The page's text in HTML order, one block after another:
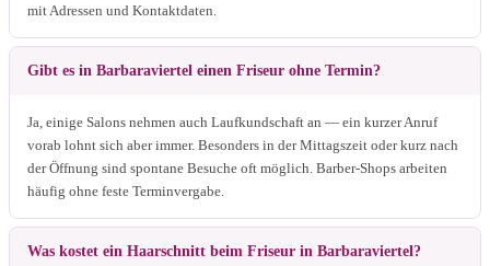
mit Adressen und Kontaktdaten.
Gibt es in Barbaraviertel einen Friseur ohne Termin?
Ja, einige Salons nehmen auch Laufkundschaft an — ein kurzer Anruf
vorab lohnt sich aber immer. Besonders in der Mittagszeit oder kurz nach
der Öffnung sind spontane Besuche oft möglich. Barber-Shops arbeiten
häufig ohne feste Terminvergabe.
Was kostet ein Haarschnitt beim Friseur in Barbaraviertel?